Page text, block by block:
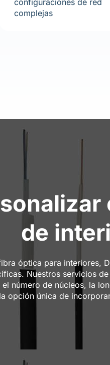
configuraciones de red
complejas
de
óptica para interiores,
Nuestros servicios
número de núcleos, la
opción única de